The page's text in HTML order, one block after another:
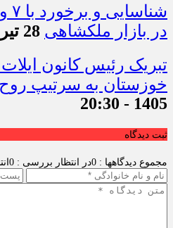
در بازار ملکشاهی 28 تیر 1405 - 14:38
تبریک رئیس کانون
خوزستان به سرتیپ
1405 - 20:30
ثبت دیدگاه
مجموع دیدگاهها : 0 در انتظار بررسی : 0